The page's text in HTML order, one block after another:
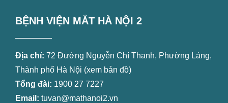
BỆNH VIỆN MẮT HÀ NỘI 2
Địa chỉ: 72 Đường Nguyễn Chí Thanh, Phường Láng,
Thành phố Hà Nội (xem bản đồ)
Tổng đài: 1900 27 7227
Email: tuvan@mathanoi2.vn